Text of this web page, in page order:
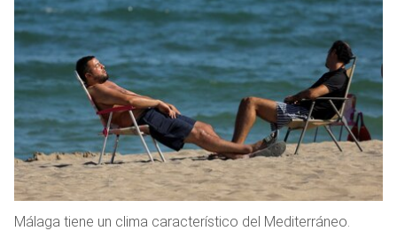
Málaga tiene un clima característico del Mediterráneo.